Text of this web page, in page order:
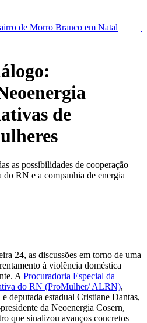
Natal
Festa no Bardallos
de
as possibilidades de cooperação
RN e a companhia de energia
24, as discussões em torno de uma
à violência doméstica
A Procuradoria Especial da
do RN (ProMulher/ ALRN),
deputada estadual Cristiane Dantas,
da Neoenergia Cosern,
que sinalizou avanços concretos